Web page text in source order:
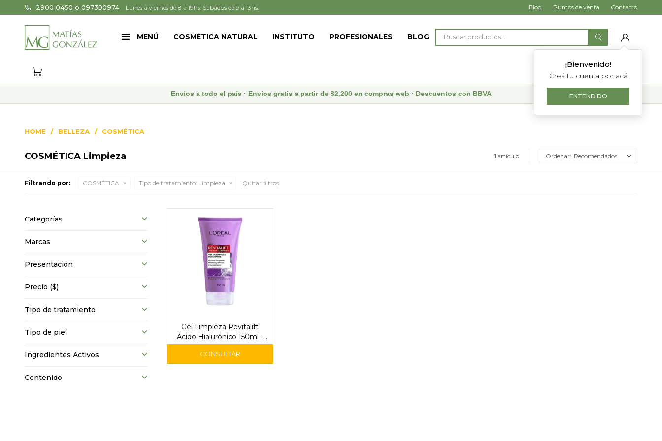
MENÚ COSMÉTICA NATURAL INSTITUTO PROFESIONALES BLOG
¡Bienvenido!
Creá tu cuenta por acá
ENTENDIDO
2900 0450 o 097300974 Lunes a viernes de 8 a 19hs. Sábados de 9 a 13hs. Blog Puntos de venta Contacto
Envíos a todo el país · Envíos gratis a partir de $2.200 en compras web · Descuentos con BBVA
HOME BELLEZA COSMÉTICA
COSMÉTICA Limpieza 1 artículo Recomendados
Filtrando por: COSMÉTICA Tipo de tratamiento: Limpieza Quitar filtros
Gel Limpieza Revitalift
Ácido Hialurónico 150ml -
L'Oreal
Categorías
Marcas
Presentación
Precio ($)
Tipo de tratamiento
Tipo de piel
Ingredientes Activos
Contenido